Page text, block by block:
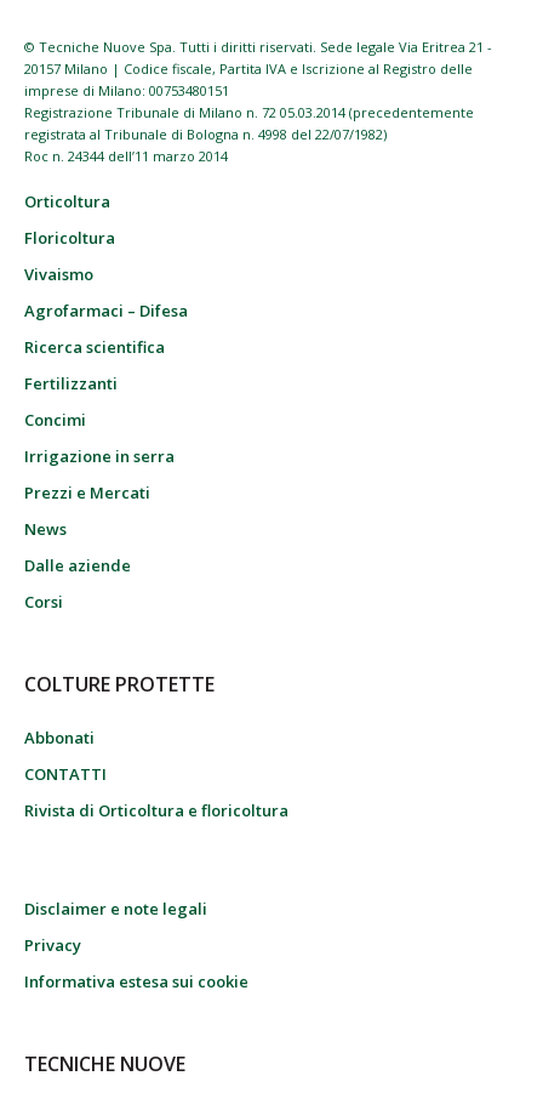
© Tecniche Nuove Spa. Tutti i diritti riservati. Sede legale Via Eritrea 21 -
20157 Milano | Codice fiscale, Partita IVA e Iscrizione al Registro delle
imprese di Milano: 00753480151
Registrazione Tribunale di Milano n. 72 05.03.2014 (precedentemente
registrata al Tribunale di Bologna n. 4998 del 22/07/1982)
Roc n. 24344 dell’11 marzo 2014
Orticoltura
Floricoltura
Vivaismo
Agrofarmaci – Difesa
Ricerca scientifica
Fertilizzanti
Concimi
Irrigazione in serra
Prezzi e Mercati
News
Dalle aziende
Corsi
COLTURE PROTETTE
Abbonati
CONTATTI
Rivista di Orticoltura e floricoltura
Disclaimer e note legali
Privacy
Informativa estesa sui cookie
TECNICHE NUOVE